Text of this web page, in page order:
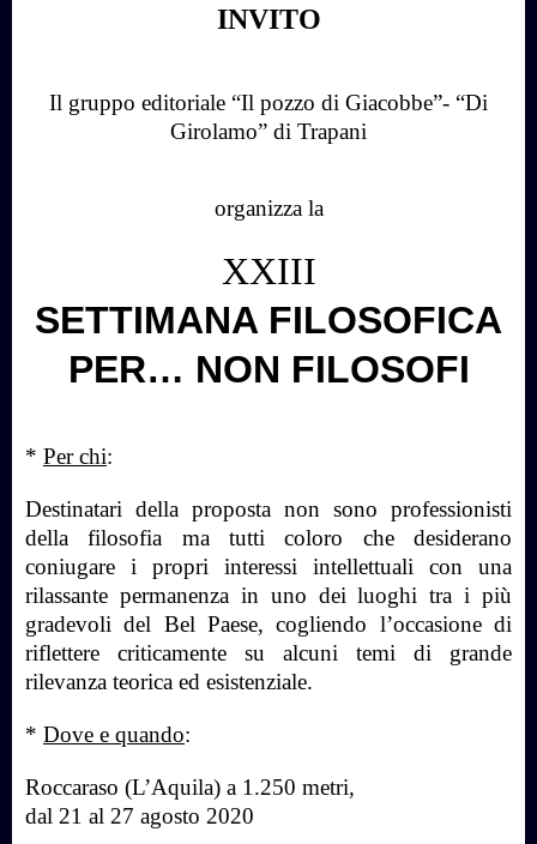
INVITO
Il gruppo editoriale “Il pozzo di Giacobbe”- “Di
Girolamo” di Trapani
organizza la
XXIII
SETTIMANA FILOSOFICA
PER… NON FILOSOFI
* Per chi:
Destinatari della proposta non sono professionisti
della filosofia ma tutti coloro che desiderano
coniugare i propri interessi intellettuali con una
rilassante permanenza in uno dei luoghi tra i più
gradevoli del Bel Paese, cogliendo l’occasione di
riflettere criticamente su alcuni temi di grande
rilevanza teorica ed esistenziale.
* Dove e quando:
Roccaraso (L’Aquila) a 1.250 metri,
dal 21 al 27 agosto 2020